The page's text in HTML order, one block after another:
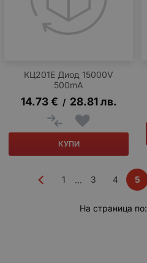
КЦ201Е Диод 15000V
500mA
14.73 € / 28.81 лв.
КУПИ
1 ... 3 4 5
На страница по: